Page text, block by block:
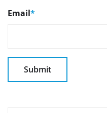
Email*